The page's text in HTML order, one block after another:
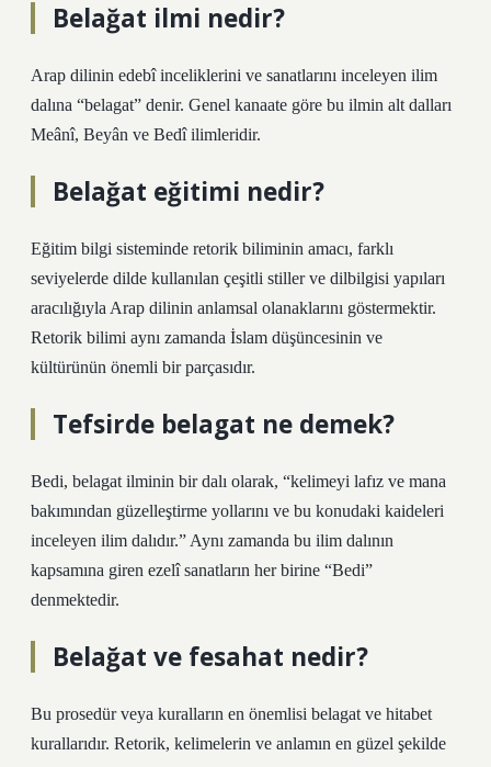
Belağat ilmi nedir?
Arap dilinin edebî inceliklerini ve sanatlarını inceleyen ilim
dalına “belagat” denir. Genel kanaate göre bu ilmin alt dalları
Meânî, Beyân ve Bedî ilimleridir.
Belağat eğitimi nedir?
Eğitim bilgi sisteminde retorik biliminin amacı, farklı
seviyelerde dilde kullanılan çeşitli stiller ve dilbilgisi yapıları
aracılığıyla Arap dilinin anlamsal olanaklarını göstermektir.
Retorik bilimi aynı zamanda İslam düşüncesinin ve
kültürünün önemli bir parçasıdır.
Tefsirde belagat ne demek?
Bedi, belagat ilminin bir dalı olarak, “kelimeyi lafız ve mana
bakımından güzelleştirme yollarını ve bu konudaki kaideleri
inceleyen ilim dalıdır.” Aynı zamanda bu ilim dalının
kapsamına giren ezelî sanatların her birine “Bedi”
denmektedir.
Belağat ve fesahat nedir?
Bu prosedür veya kuralların en önemlisi belagat ve hitabet
kurallarıdır. Retorik, kelimelerin ve anlamın en güzel şekilde